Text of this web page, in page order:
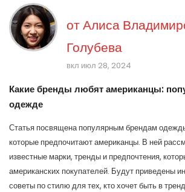
отАлиса
Голубева
вкл июл 28, 2024
Какие бренды любят американцы:
одежде
Статья посвящена популярным брендам
которые предпочитают американцы. В ней
известные марки, тренды и предпочтения,
американских покупателей. Будут приведены
советы по стилю для тех, кто хочет быть в